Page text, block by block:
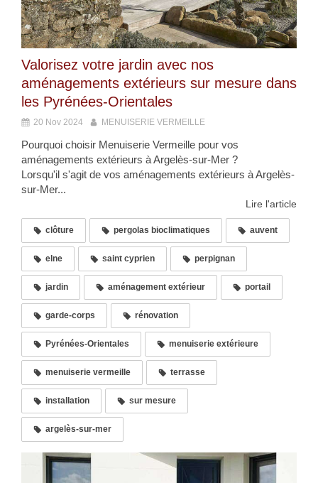
Valorisez votre jardin avec nos
aménagements extérieurs sur mesure dans
les Pyrénées-Orientales
20 Nov 2024 MENUISERIE VERMEILLE
Pourquoi choisir Menuiserie Vermeille pour vos
aménagements extérieurs à Argelès-sur-Mer ?
Lorsqu'il s'agit de vos aménagements extérieurs à Argelès-
sur-Mer...
Lire l'article
clôture pergolas bioclimatiques auvent
elne saint cyprien perpignan
jardin aménagement extérieur portail
garde-corps rénovation
Pyrénées-Orientales menuiserie extérieure
menuiserie vermeille terrasse
installation sur mesure
argelès-sur-mer